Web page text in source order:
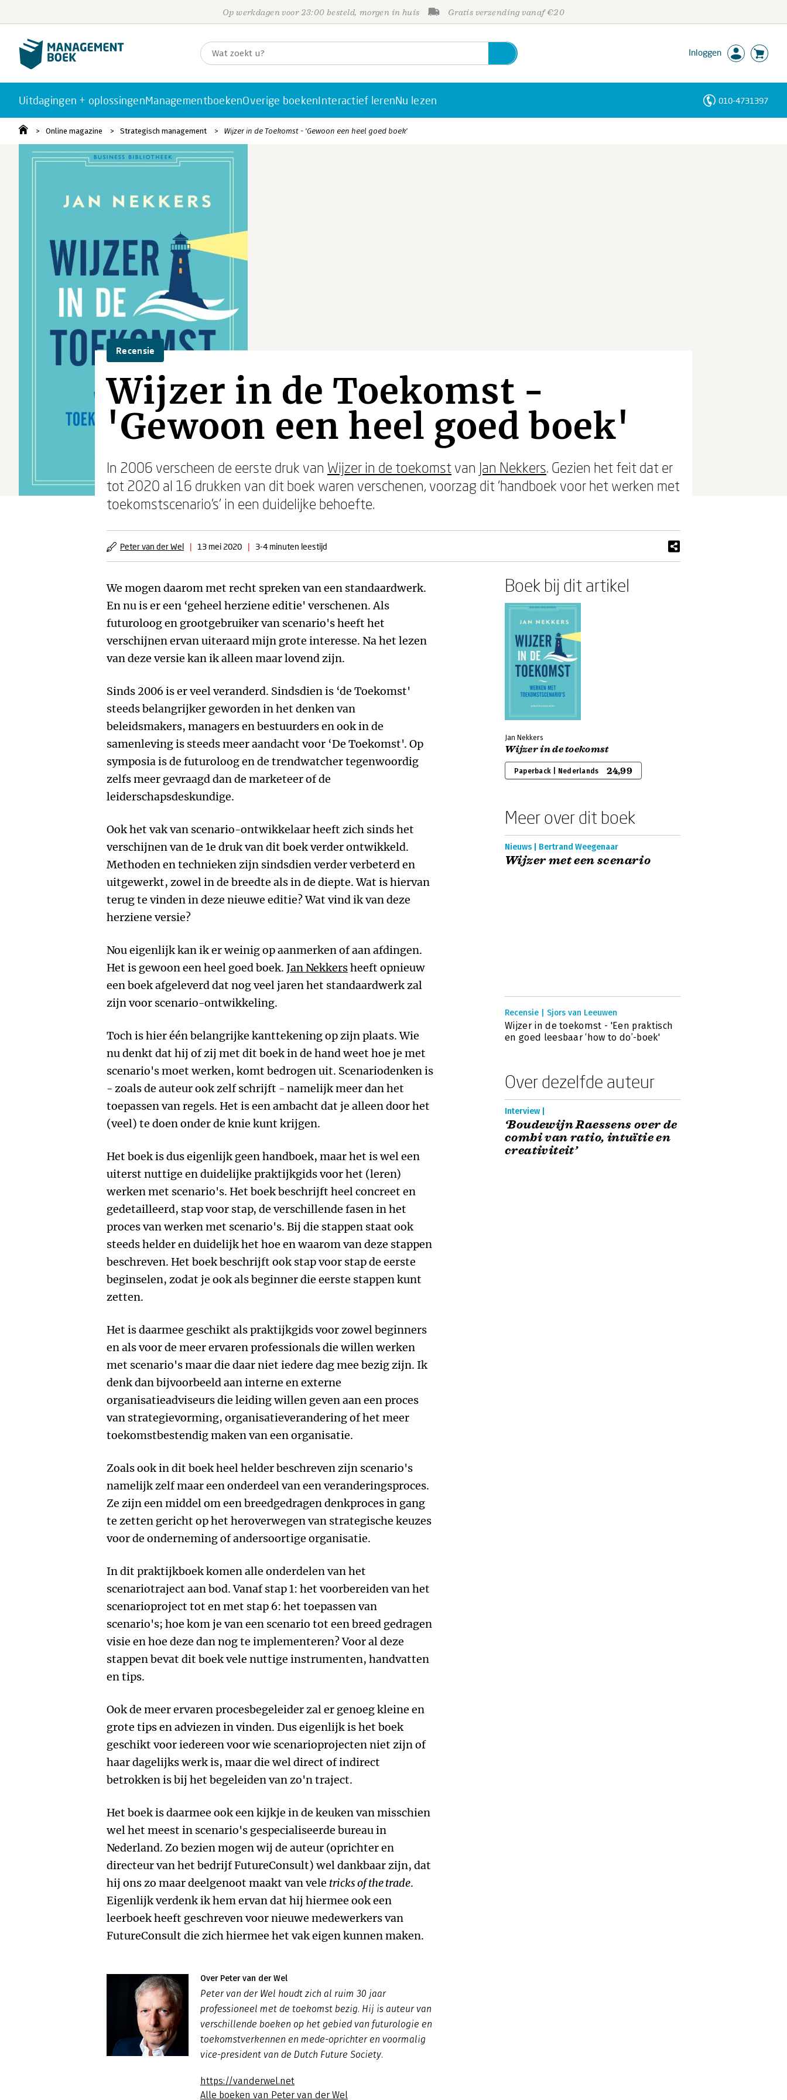
Op werkdagen voor 23:00 besteld, morgen in huis Gratis verzending vanaf €20
Inloggen
Uitdagingen + oplossingenManagementboekenOverige boekenInteractief lerenNu lezen 010-4731397
Online magazine Strategisch management Wijzer in de Toekomst - 'Gewoon een heel goed boek'
Recensie
Wijzer in de Toekomst -
'Gewoon een heel goed boek'
In 2006 verscheen de eerste druk van Wijzer in de toekomst van Jan Nekkers. Gezien het feit dat er
tot 2020 al 16 drukken van dit boek waren verschenen, voorzag dit ‘handboek voor het werken met
toekomstscenario's' in een duidelijke behoefte.
Peter van der Wel | 13 mei 2020 | 3-4 minuten leestijd
We mogen daarom met recht spreken van een standaardwerk.
En nu is er een ‘geheel herziene editie' verschenen. Als
futuroloog en grootgebruiker van scenario's heeft het
verschijnen ervan uiteraard mijn grote interesse. Na het lezen
van deze versie kan ik alleen maar lovend zijn.
Sinds 2006 is er veel veranderd. Sindsdien is ‘de Toekomst'
steeds belangrijker geworden in het denken van
beleidsmakers, managers en bestuurders en ook in de
samenleving is steeds meer aandacht voor ‘De Toekomst'. Op
symposia is de futuroloog en de trendwatcher tegenwoordig
zelfs meer gevraagd dan de marketeer of de
leiderschapsdeskundige.
Ook het vak van scenario-ontwikkelaar heeft zich sinds het
verschijnen van de 1e druk van dit boek verder ontwikkeld.
Methoden en technieken zijn sindsdien verder verbeterd en
uitgewerkt, zowel in de breedte als in de diepte. Wat is hiervan
terug te vinden in deze nieuwe editie? Wat vind ik van deze
herziene versie?
Nou eigenlijk kan ik er weinig op aanmerken of aan afdingen.
Het is gewoon een heel goed boek. Jan Nekkersheeft opnieuw
een boek afgeleverd dat nog veel jaren het standaardwerk zal
zijn voor scenario-ontwikkeling.
Toch is hier één belangrijke kanttekening op zijn plaats. Wie
nu denkt dat hij of zij met dit boek in de hand weet hoe je met
scenario's moet werken, komt bedrogen uit. Scenariodenken is
- zoals de auteur ook zelf schrijft - namelijk meer dan het
toepassen van regels. Het is een ambacht dat je alleen door het
(veel) te doen onder de knie kunt krijgen.
Het boek is dus eigenlijk geen handboek, maar het is wel een
uiterst nuttige en duidelijke praktijkgids voor het (leren)
werken met scenario's. Het boek beschrijft heel concreet en
gedetailleerd, stap voor stap, de verschillende fasen in het
proces van werken met scenario's. Bij die stappen staat ook
steeds helder en duidelijk het hoe en waarom van deze stappen
beschreven. Het boek beschrijft ook stap voor stap de eerste
beginselen, zodat je ook als beginner die eerste stappen kunt
zetten.
Het is daarmee geschikt als praktijkgids voor zowel beginners
en als voor de meer ervaren professionals die willen werken
met scenario's maar die daar niet iedere dag mee bezig zijn. Ik
denk dan bijvoorbeeld aan interne en externe
organisatieadviseurs die leiding willen geven aan een proces
van strategievorming, organisatieverandering of het meer
toekomstbestendig maken van een organisatie.
Zoals ook in dit boek heel helder beschreven zijn scenario's
namelijk zelf maar een onderdeel van een veranderingsproces.
Ze zijn een middel om een breedgedragen denkproces in gang
te zetten gericht op het heroverwegen van strategische keuzes
voor de onderneming of andersoortige organisatie.
In dit praktijkboek komen alle onderdelen van het
scenariotraject aan bod. Vanaf stap 1: het voorbereiden van het
scenarioproject tot en met stap 6: het toepassen van
scenario's; hoe kom je van een scenario tot een breed gedragen
visie en hoe deze dan nog te implementeren? Voor al deze
stappen bevat dit boek vele nuttige instrumenten, handvatten
en tips.
Ook de meer ervaren procesbegeleider zal er genoeg kleine en
grote tips en adviezen in vinden. Dus eigenlijk is het boek
geschikt voor iedereen voor wie scenarioprojecten niet zijn of
haar dagelijks werk is, maar die wel direct of indirect
betrokken is bij het begeleiden van zo'n traject.
Het boek is daarmee ook een kijkje in de keuken van misschien
wel het meest in scenario's gespecialiseerde bureau in
Nederland. Zo bezien mogen wij de auteur (oprichter en
directeur van het bedrijf FutureConsult) wel dankbaar zijn, dat
hij ons zo maar deelgenoot maakt van vele tricks of the trade.
Eigenlijk verdenk ik hem ervan dat hij hiermee ook een
leerboek heeft geschreven voor nieuwe medewerkers van
FutureConsult die zich hiermee het vak eigen kunnen maken.
Over Peter van der Wel
Peter van der Wel houdt zich al ruim 30 jaar
professioneel met de toekomst bezig. Hij is auteur van
verschillende boeken op het gebied van futurologie en
toekomstverkennen en mede-oprichter en voormalig
vice-president van de Dutch Future Society.
https://vanderwel.net
Alle boeken van Peter van der Wel
Boek bij dit artikel
Jan Nekkers
Wijzer in de toekomst
Paperback | Nederlands 24,99
Meer over dit boek
Nieuws | Bertrand Weegenaar
Wijzer met een scenario
Recensie | Sjors van Leeuwen
Wijzer in de toekomst - 'Een praktisch
en goed leesbaar ‘how to do’-boek'
Over dezelfde auteur
Interview |
‘Boudewijn Raessens over de
combi van ratio, intuïtie en
creativiteit’
Personen